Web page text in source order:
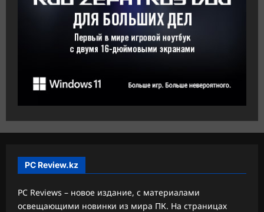
PC Review.kz
PC Reviews – новое издание, с материалами
освещающими новинки из мира ПК. На страницах